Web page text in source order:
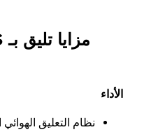
مزايا تليق بـ V-SERIES
الأداء
نظام التعليق الهوائي